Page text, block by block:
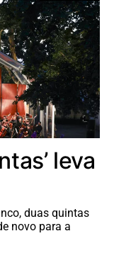
leva
duas quintas
novo para a